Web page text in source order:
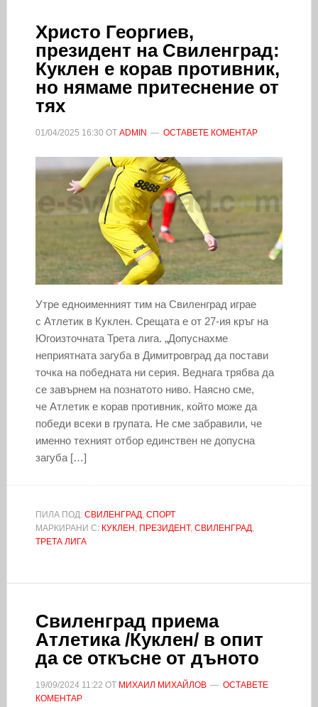
Христо Георгиев,
президент на Свиленград:
Куклен е корав противник,
но нямаме притеснение от
тях
01/04/2025 16:30 ОТ ADMIN ОСТАВЕТЕ КОМЕНТАР
Утре едноименният тим на Свиленград играе
с Атлетик в Куклен. Срещата е от 27-ия кръг на
Югоизточната Трета лига. „Допуснахме
неприятната загуба в Димитровград да постави
точка на победната ни серия. Веднага трябва да
се завърнем на познатото ниво. Наясно сме,
че Атлетик е корав противник, който може да
победи всеки в групата. Не сме забравили, че
именно техният отбор единствен не допусна
загуба […]
ПИЛА ПОД: СВИЛЕНГРАД, СПОРТ
МАРКИРАНИ С: КУКЛЕН , ПРЕЗИДЕНТ, СВИЛЕНГРАД,
ТРЕТА ЛИГА
Свиленград приема
Атлетика /Куклен/ в опит
да се откъсне от дъното
19/09/2024 11:22 ОТ МИХАИЛ МИХАЙЛОВ
ОСТАВЕТЕ
КОМЕНТАР